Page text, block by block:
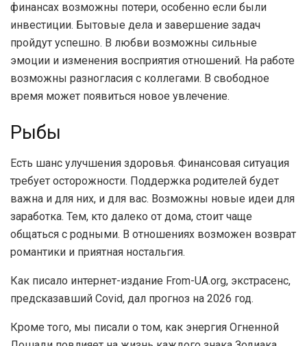
финансах возможны потери, особенно если были
инвестиции. Бытовые дела и завершение задач
пройдут успешно. В любви возможны сильные
эмоции и изменения восприятия отношений. На работе
возможны разногласия с коллегами. В свободное
время может появиться новое увлечение.
Рыбы
Есть шанс улучшения здоровья. Финансовая ситуация
требует осторожности. Поддержка родителей будет
важна и для них, и для вас. Возможны новые идеи для
заработка. Тем, кто далеко от дома, стоит чаще
общаться с родными. В отношениях возможен возврат
романтики и приятная ностальгия.
Как писало интернет-издание From-UA.org, экстрасенс,
предсказавший Covid, дал прогноз на 2026 год.
Кроме того, мы писали о том, как энергия Огненной